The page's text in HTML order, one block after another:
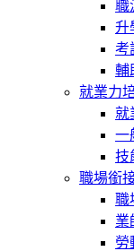
職
升
考
輔
就業力
就
一
技
職場銜
職
業
勞